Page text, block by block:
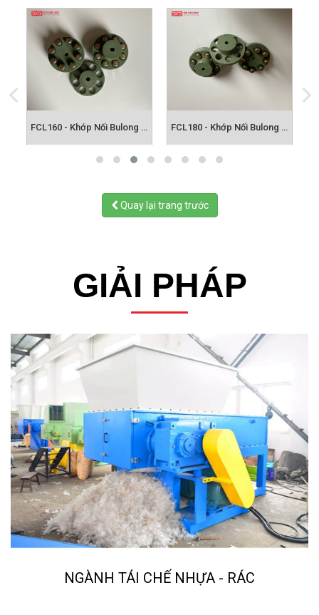
FCL160 - Khớp Nối Bulong FCL FCL180 - Khớp Nối Bulong FCL
Quay lại trang trước
GIẢI PHÁP
NGÀNH TÁI CHẾ NHỰA - RÁC